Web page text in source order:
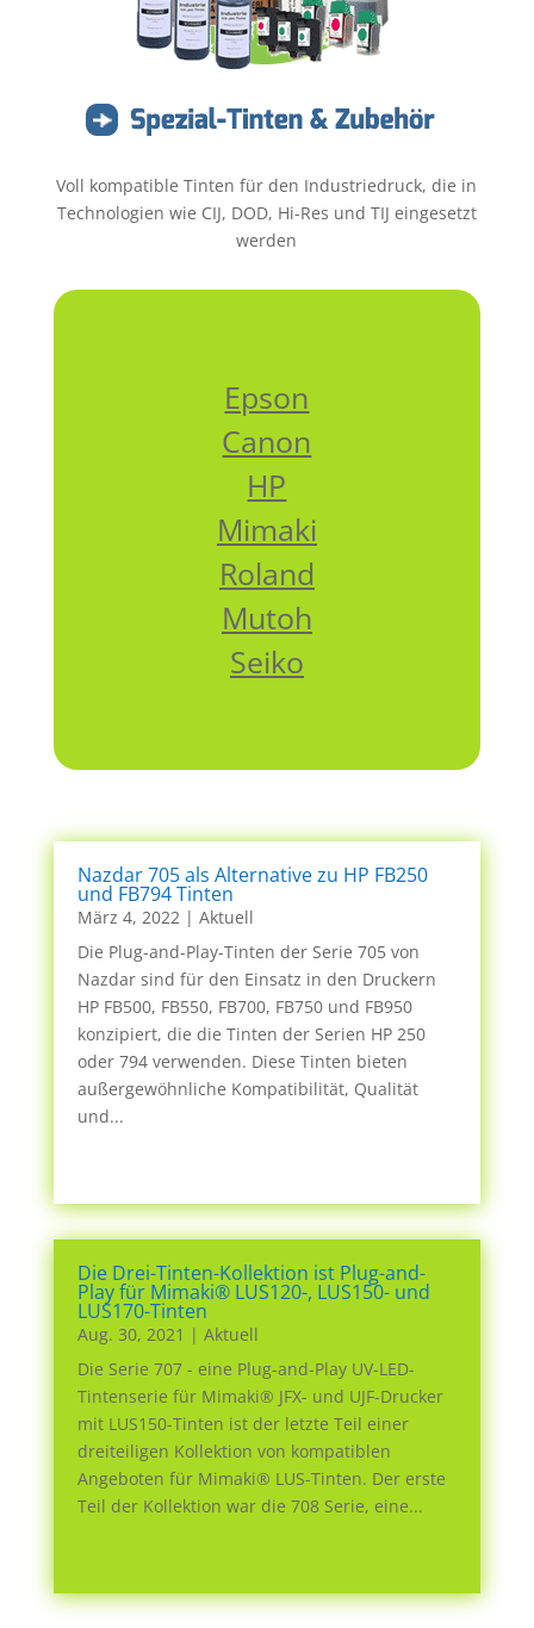
Voll kompatible Tinten für den Industriedruck, die in
Technologien wie CIJ, DOD, Hi-Res und TIJ eingesetzt
werden
Epson
Canon
HP
Mimaki
Roland
Mutoh
Seiko
Nazdar 705 als Alternative zu HP FB250
und FB794 Tinten
März 4, 2022| Aktuell
Die Plug-and-Play-Tinten der Serie 705 von
Nazdar sind für den Einsatz in den Druckern
HP FB500, FB550, FB700, FB750 und FB950
konzipiert, die die Tinten der Serien HP 250
oder 794 verwenden. Diese Tinten bieten
außergewöhnliche Kompatibilität, Qualität
und...
Die Drei-Tinten-Kollektion ist Plug-and-
Play für Mimaki® LUS120-, LUS150- und
LUS170-Tinten
Aug. 30, 2021 | Aktuell
Die Serie 707 - eine Plug-and-Play UV-LED-
Tintenserie für Mimaki® JFX- und UJF-Drucker
mit LUS150-Tinten ist der letzte Teil einer
dreiteiligen Kollektion von kompatiblen
Angeboten für Mimaki® LUS-Tinten. Der erste
Teil der Kollektion war die 708 Serie, eine...